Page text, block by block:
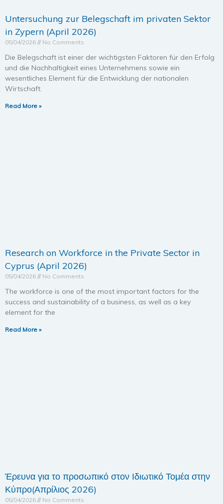
Untersuchung zur Belegschaft im privaten Sektor
in Zypern (April 2026)
05/04/2026 No Comments
Die Belegschaft ist einer der wichtigsten Faktoren für den Erfolg
und die Nachhaltigkeit eines Unternehmens sowie ein
wesentliches Element für die Entwicklung der nationalen
Wirtschaft.
Read More »
Research on Workforce in the Private Sector in
Cyprus (April 2026)
05/04/2026 No Comments
The workforce is one of the most important factors for the
success and sustainability of a business, as well as a key
element for the
Read More »
Έρευνα για το προσωπικό στον Ιδιωτικό Τομέα στην
Κύπρο(Απρίλιος 2026)
05/04/2026 No Comments